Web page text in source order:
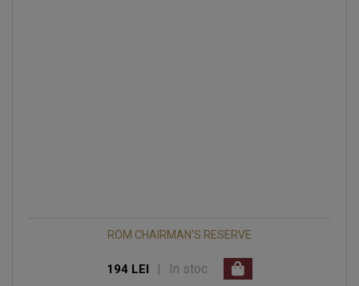
ROM CHAIRMAN'S RESERVE
194 LEI | In stoc